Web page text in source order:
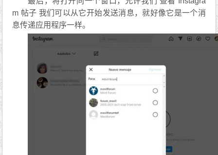
m 帖子 我们可以从它开始发送消息，就好像它是一个消
息传递应用程序一样。